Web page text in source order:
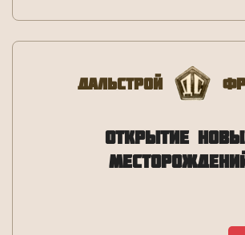
Дальстрой
ОТКРЫТИЕ